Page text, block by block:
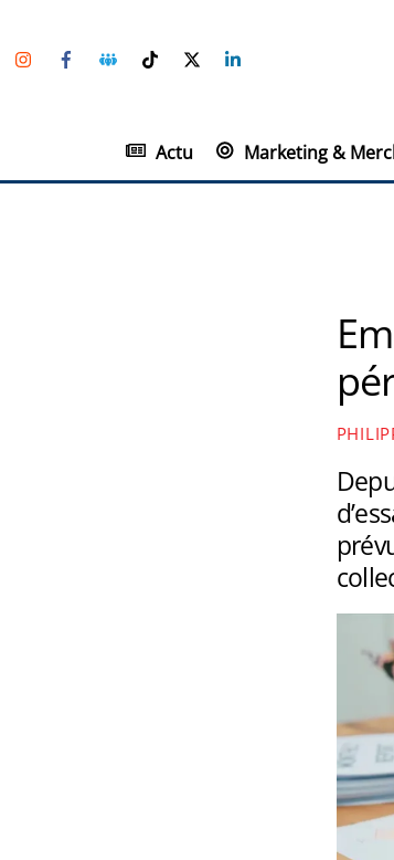
to
InstagramFacebookGroupe
Facebook
TikTokTwitter
Actu Marketing &